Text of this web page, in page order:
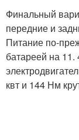
Финальный
передние и
Питание по-
батареей на 11.
квт и 144 Нм